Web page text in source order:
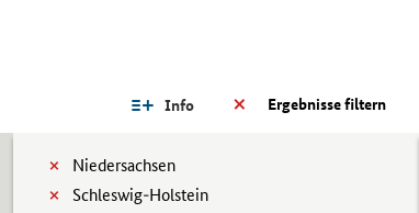
Ergebnisse filtern
Info
Niedersachsen
Schleswig-Holstein